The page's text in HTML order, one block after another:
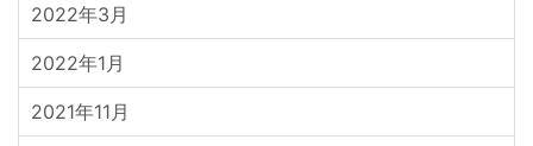
2022年3月
2022年1月
2021年11月